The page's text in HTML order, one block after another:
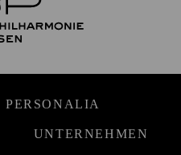
PERSONALIA
UNTERNEHMEN